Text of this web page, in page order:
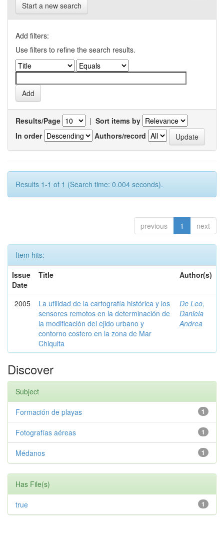
Start a new search
Add filters:
Use filters to refine the search results.
Results/Page | Sort items by
In order
Authors/record
Results 1-1 of 1 (Search time: 0.004 seconds).
previous 1 next
Item hits:
Issue
Date
Title Author(s)
2005
La utilidad de la cartografía histórica y los
sensores remotos en la determinación de
la modificación del ejido urbano y
contorno costero en la zona de Mar
Chiquita
De Leo,
Daniela
Andrea
Discover
Subject
1
Formación de playas
1
Fotografías aéreas
1
Médanos
Has File(s)
1
true